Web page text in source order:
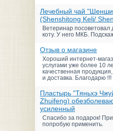
Лечебный чай
(Shenshitong Keli/
Ветеринар посоветовал
коту. У него МКБ.
Отзыв о магазине
Хороший интернет-
услугами уже более 10
качественная
и доставка. Благодарю !!!
Пластырь "Тяньхэ
Zhuifeng)
усиленный
Спасибо за подарок!
попробую применить.